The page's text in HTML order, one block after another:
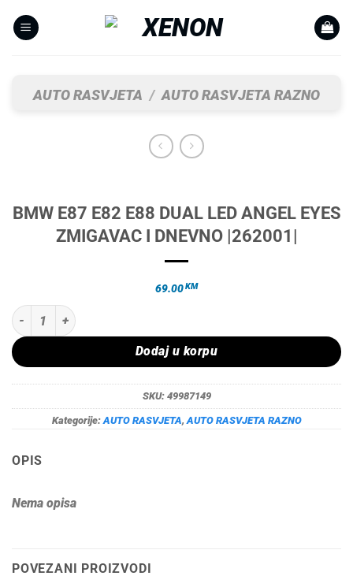
AUTO RASVJETA / AUTO RASVJETA RAZNO
BMW E87 E82 E88 DUAL LED ANGEL EYES
ZMIGAVAC I DNEVNO |262001|
69.00KM
BMW E87 E82 E88 DUAL LED ANGEL EYES ZMIGAVAC I DNEVNO
Dodaj u korpu
SKU: 49987149
Kategorije: AUTO RASVJETA, AUTO RASVJETA RAZNO
OPIS
Nema opisa
POVEZANI PROIZVODI